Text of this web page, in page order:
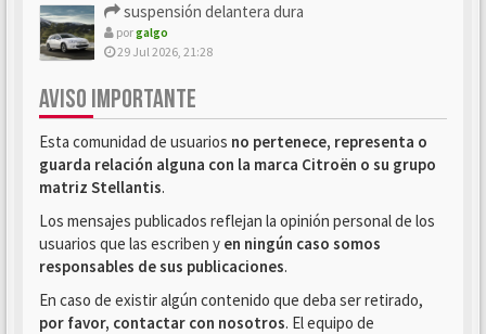
suspensión delantera dura
porgalgo
29 Jul 2026, 21:28
AVISO IMPORTANTE
Esta comunidad de usuarios no pertenece, representa o
guarda relación alguna con la marca Citroën o su grupo
matriz Stellantis.
Los mensajes publicados reflejan la opinión personal de los
usuarios que las escriben y en ningún caso somos
responsables de sus publicaciones.
En caso de existir algún contenido que deba ser retirado,
por favor, contactar con nosotros. El equipo de